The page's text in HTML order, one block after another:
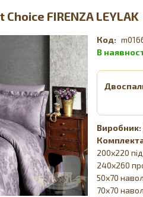
FIRENZA LEYLAK
200х220
240х260
50х70
70х70